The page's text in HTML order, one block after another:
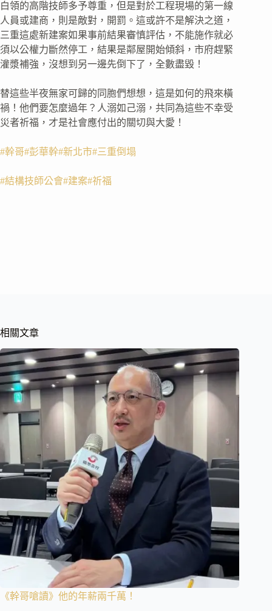
白領的高階技師多予尊重，但是對於工程現場的第一線
人員或建商，則是敵對，開罰。這或許不是解決之道，
三重這處新建案如果事前結果審慎評估，不能施作就必
須以公權力斷然停工，結果是鄰屋開始傾斜，市府趕緊
灌漿補強，沒想到另一邊先倒下了，全數盡毀！
替這些半夜無家可歸的同胞們想想，這是如何的飛來橫
禍！他們要怎麼過年？人溺如己溺，共同為這些不幸受
災者祈福，才是社會應付出的關切與大愛！
#幹哥#彭華幹#新北市#三重倒塌
#結構技師公會#建案#祈福
相關文章
《幹哥嗆讀》他的年薪兩千萬！